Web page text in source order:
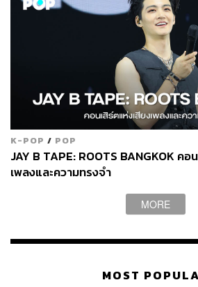
K-POP / POP
JAY B TAPE: ROOTS BANGKOK ค
เพลงและความทรงจำ
MORE
MOST